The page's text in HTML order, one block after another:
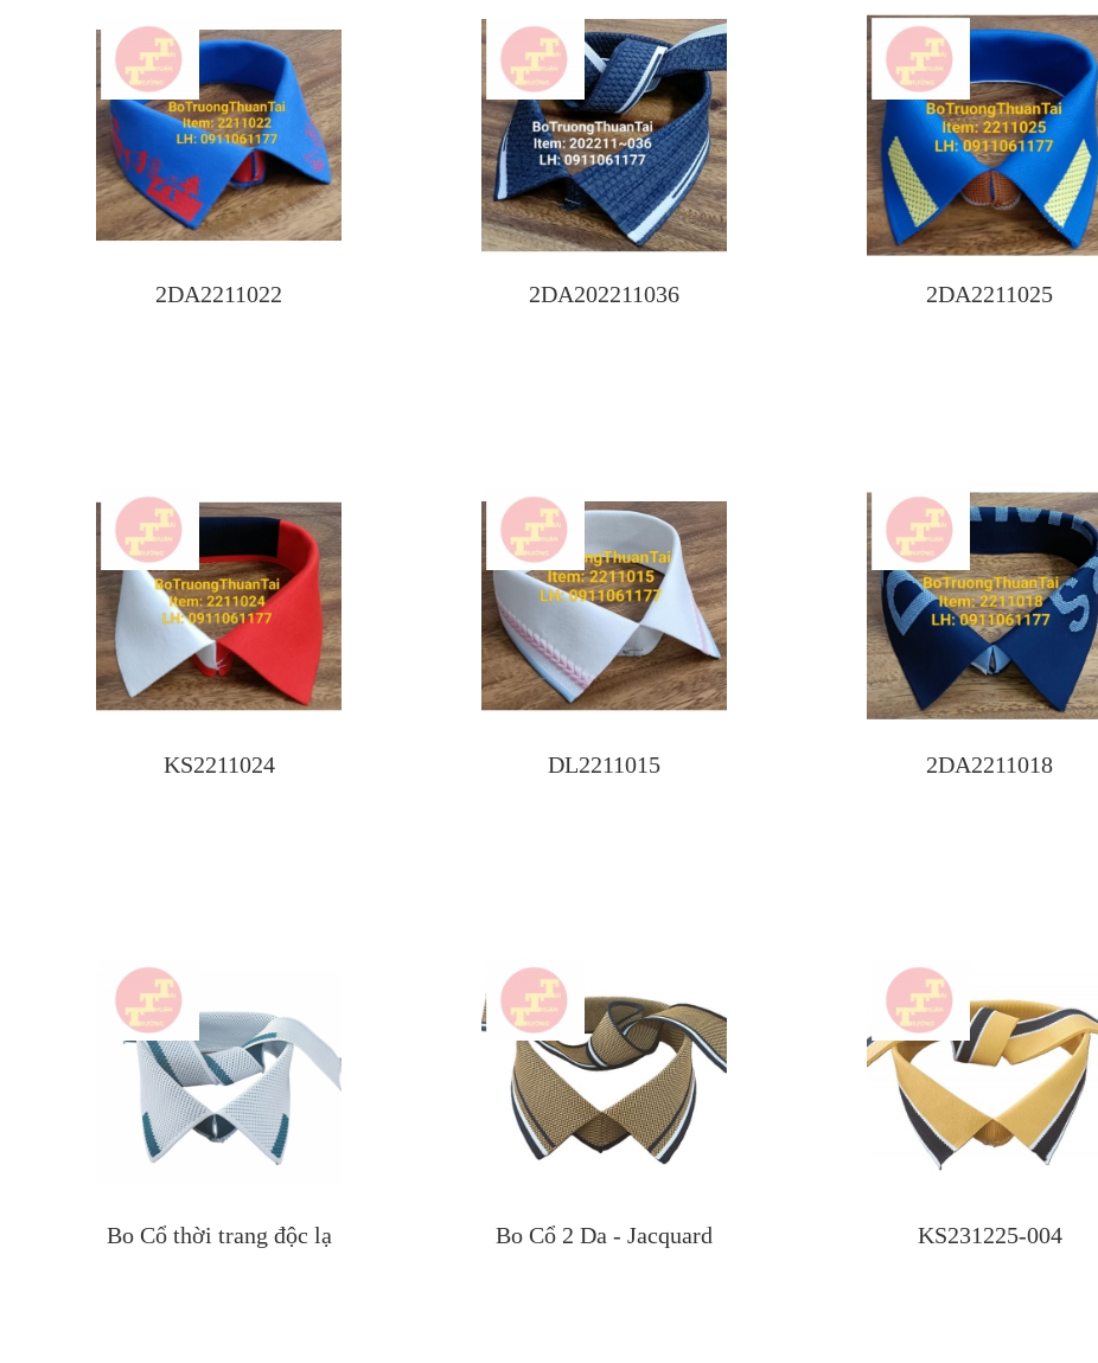
2DA2211022 2DA202211036 2DA2211025
KS2211024 DL2211015 2DA2211018
Bo Cổ thời trang độc lạ Bo Cổ 2 Da - Jacquard KS231225-004